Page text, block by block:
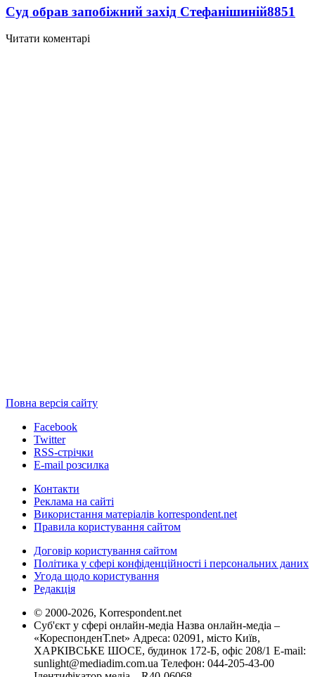
Суд обрав запобіжний захід Стефанішиній8851
Читати коментарі
Повна версія сайту
Facebook
Twitter
RSS-стрічки
E-mail розсилка
Контакти
Реклама на сайті
Використання матеріалів korrespondent.net
Правила користування сайтом
Договір користування сайтом
Політика у сфері конфіденційності і персональних даних
Угода щодо користування
Редакція
© 2000-2026, Korrespondent.net
Суб'єкт у сфері онлайн-медіа Назва онлайн-медіа –
«КореспонденТ.net» Адреса: 02091, місто Київ,
ХАРКІВСЬКЕ ШОСЕ, будинок 172-Б, офіс 208/1 E-mail:
sunlight@mediadim.com.ua Телефон: 044-205-43-00